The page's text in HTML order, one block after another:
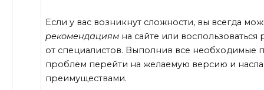
Если у вас возникнут сложности, вы всегда
рекомендациям на сайте или
от специалистов. Выполнив все необходимые
проблем перейти на желаемую версию и
преимуществами.